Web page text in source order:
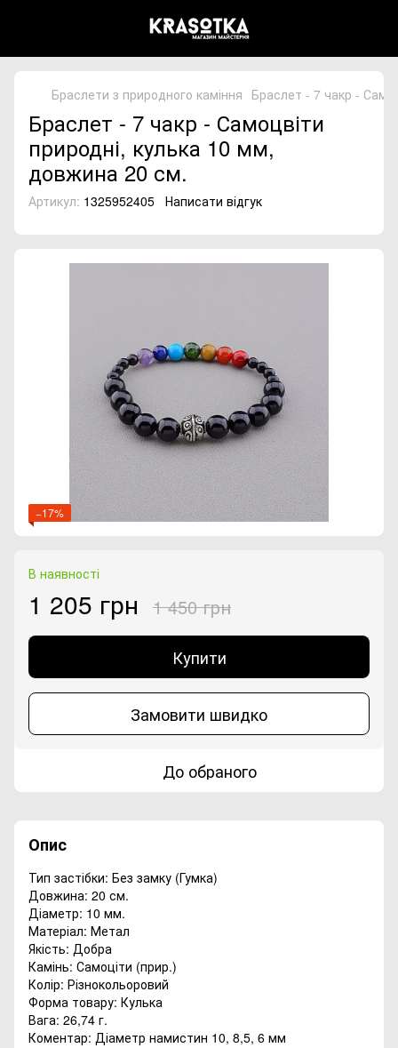
Браслети з природного каміння Браслет - 7 чакр -
Браслет - 7 чакр - Самоцвіти
природні, кулька 10 мм,
довжина 20 см.
Артикул: 1325952405 Написати відгук
−17%
В наявності
1 205 грн 1 450 грн
Купити
Замовити швидко
До обраного
Опис
Тип застібки: Без замку (Гумка)
Довжина: 20 см.
Діаметр: 10 мм.
Матеріал: Метал
Якість: Добра
Камінь: Самоціти (прир.)
Колір: Різнокольоровий
Форма товару: Кулька
Вага: 26,74 г.
Коментар: Діаметр намистин 10, 8,5, 6 мм